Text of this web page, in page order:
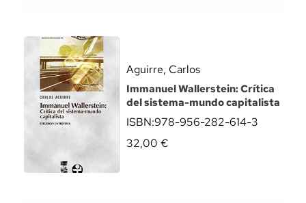
Aguirre, Carlos
Immanuel Wallerstein: Crítica
del sistema-mundo capitalista
ISBN:978-956-282-614-3
32,00 €